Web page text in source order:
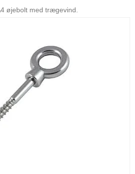
øjebolt med trægevind.